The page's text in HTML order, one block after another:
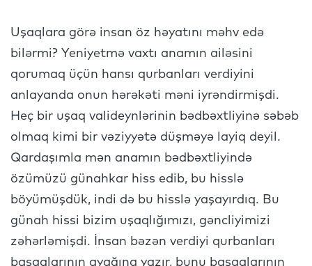
Uşaqlara görə insan öz həyatını məhv edə
bilərmi? Yeniyetmə vaxtı anamın ailəsini
qorumaq üçün hansı qurbanları verdiyini
anlayanda onun hərəkəti məni iyrəndirmişdi.
Heç bir uşaq valideynlərinin bədbəxtliyinə səbəb
olmaq kimi bir vəziyyətə düşməyə layiq deyil.
Qardaşımla mən anamın bədbəxtliyində
özümüzü günahkar hiss edib, bu hisslə
böyümüşdük, indi də bu hisslə yaşayırdıq. Bu
günah hissi bizim uşaqlığımızı, gəncliyimizi
zəhərləmişdi. İnsan bəzən verdiyi qurbanları
başqalarının ayağına yazır, bunu başqalarının